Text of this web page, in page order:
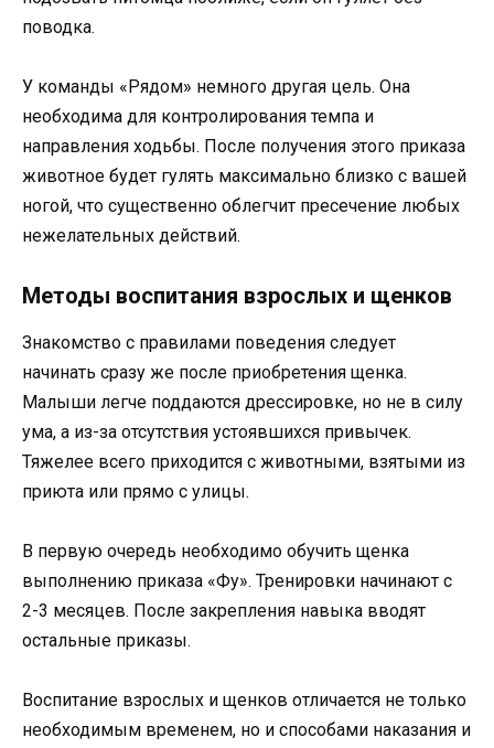
поводка.
У команды «Рядом» немного другая цель. Она
необходима для контролирования темпа и
направления ходьбы. После получения этого приказа
животное будет гулять максимально близко с вашей
ногой, что существенно облегчит пресечение любых
нежелательных действий.
Методы воспитания взрослых и щенков
Знакомство с правилами поведения следует
начинать сразу же после приобретения щенка.
Малыши легче поддаются дрессировке, но не в силу
ума, а из-за отсутствия устоявшихся привычек.
Тяжелее всего приходится с животными, взятыми из
приюта или прямо с улицы.
В первую очередь необходимо обучить щенка
выполнению приказа «Фу». Тренировки начинают с
2-3 месяцев. После закрепления навыка вводят
остальные приказы.
Воспитание взрослых и щенков отличается не только
необходимым временем, но и способами наказания и